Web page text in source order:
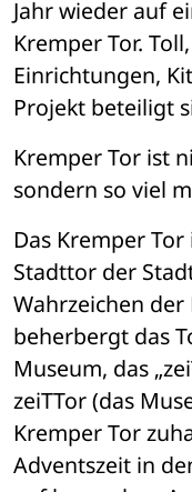
Jahr wieder auf
Kremper Tor.
Einrichtungen,
Projekt beteiligt
Kremper Tor ist
sondern so viel
Das Kremper
Stadttor der
Wahrzeichen
beherbergt das
Museum, das
zeiTTor (das
Kremper Tor
Adventszeit in